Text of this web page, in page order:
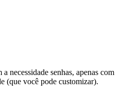
necessidade senhas, apenas com
(que você pode customizar).